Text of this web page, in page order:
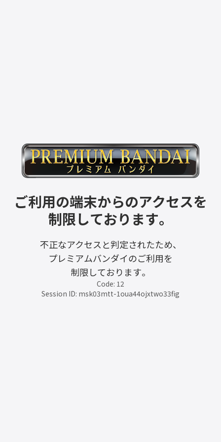
ご利用の端末からのアクセスを
制限しております。
不正なアクセスと判定されたため、
プレミアムバンダイのご利用を
制限しております。
Code: 12
Session ID: msk03mtt-1oua44ojxtwo33fig